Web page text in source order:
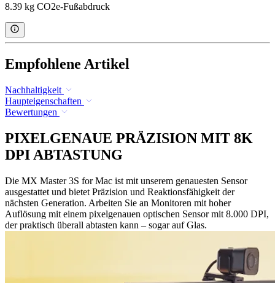
8.39 kg CO2e-Fußabdruck
Empfohlene Artikel
Nachhaltigkeit
Haupteigenschaften
Bewertungen
PIXELGENAUE PRÄZISION MIT 8K
DPI ABTASTUNG
Die MX Master 3S for Mac ist mit unserem genauesten Sensor
ausgestattet und bietet Präzision und Reaktionsfähigkeit der
nächsten Generation. Arbeiten Sie an Monitoren mit hoher
Auflösung mit einem pixelgenauen optischen Sensor mit 8.000 DPI,
der praktisch überall abtasten kann – sogar auf Glas.